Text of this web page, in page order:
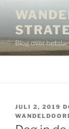
inhoudBlog over het
GEPLAATST
OP
JULI 2, 2019